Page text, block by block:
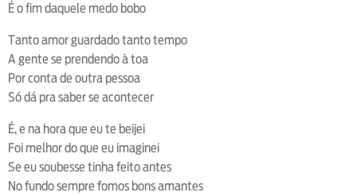
É o fim daquele medo bobo
Tanto amor guardado tanto tempo
A gente se prendendo à toa
Por conta de outra pessoa
Só dá pra saber se acontecer
É, e na hora que eu te beijei
Foi melhor do que eu imaginei
Se eu soubesse tinha feito antes
No fundo sempre fomos bons amantes